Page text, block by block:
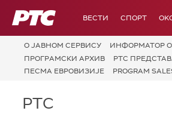
РТС ВЕСТИ СПОРТ
О JАВНОМ СЕРВИСУ ИНФОРМАТОР О
ПРОГРАМСКИ АРХИВ
РТС
ПЕСМА ЕВРОВИЗИЈЕ
PROGRAM
РТС